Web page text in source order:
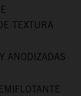
TEXTURA
ANODIZADAS